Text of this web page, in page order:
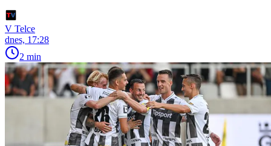
V Telce
dnes, 17:28
2 min